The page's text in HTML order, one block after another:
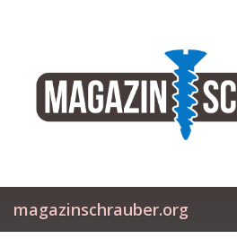
magazinschrauber.org